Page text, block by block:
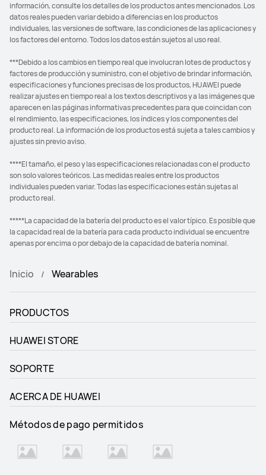
información, consulte los detalles de los productos antes mencionados. Los
datos reales pueden variar debido a diferencias en los productos
individuales, las versiones de software, las condiciones de las aplicaciones y
los factores del entorno. Todos los datos están sujetos al uso real.
***Debido a los cambios en tiempo real que involucran lotes de productos y
factores de producción y suministro, con el objetivo de brindar información,
especificaciones y funciones precisas de los productos, HUAWEI puede
realizar ajustes en tiempo real a los textos descriptivos y a las imágenes que
aparecen en las páginas informativas precedentes para que coincidan con
el rendimiento, las especificaciones, los índices y los componentes del
producto real. La información de los productos está sujeta a tales cambios y
ajustes sin previo aviso.
****El tamaño, el peso y las especificaciones relacionadas con el producto
son solo valores teóricos. Las medidas reales entre los productos
individuales pueden variar. Todas las especificaciones están sujetas al
producto real.
*****La capacidad de la batería del producto es el valor típico. Es posible que
la capacidad real de la batería para cada producto individual se encuentre
apenas por encima o por debajo de la capacidad de batería nominal.
Inicio Wearables
PRODUCTOS
HUAWEI STORE
SOPORTE
ACERCA DE HUAWEI
Métodos de pago permitidos